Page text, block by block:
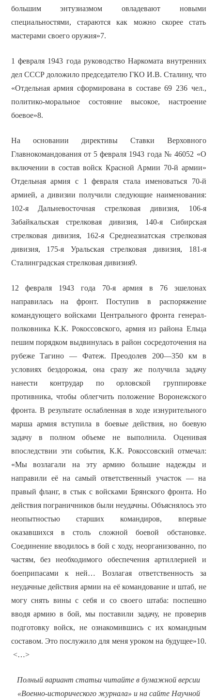
большим энтузиазмом овладевают новыми
специальностями, стараются как можно скорее стать
мастерами своего оружия»7.
1 февраля 1943 года руководство Наркомата внутренних
дел СССР доложило председателю ГКО И.В. Сталину, что
«Отдельная армия сформирована в составе 69 236 чел.,
политико-моральное состояние высокое, настроение
боевое»8.
На основании директивы Ставки Верховного
Главнокомандования от 5 февраля 1943 года № 46052 «О
включении в состав войск Красной Армии 70-й армии»
Отдельная армия с 1 февраля стала именоваться 70-й
армией, а дивизии получили следующие наименования:
102-я Дальневосточная стрелковая дивизия, 106-я
Забайкальская стрелковая дивизия, 140-я Сибирская
стрелковая дивизия, 162-я Среднеазиатская стрелковая
дивизия, 175-я Уральская стрелковая дивизия, 181-я
Сталинградская стрелковая дивизия9.
12 февраля 1943 года 70-я армия в 76 эшелонах
направилась на фронт. Поступив в распоряжение
командующего войсками Центрального фронта генерал-
полковника К.К. Рокоссовского, армия из района Ельца
пешим порядком выдвинулась в район сосредоточения на
рубеже Тагино — Фатеж. Преодолев 200—350 км в
условиях бездорожья, она сразу же получила задачу
нанести контрудар по орловской группировке
противника, чтобы облегчить положение Воронежского
фронта. В результате ослабленная в ходе изнурительного
марша армия вступила в боевые действия, но боевую
задачу в полном объеме не выполнила. Оценивая
впоследствии эти события, К.К. Рокоссовский отмечал:
«Мы возлагали на эту армию большие надежды и
направили её на самый ответственный участок — на
правый фланг, в стык с войсками Брянского фронта. Но
действия пограничников были неудачны. Объяснялось это
неопытностью старших командиров, впервые
оказавшихся в столь сложной боевой обстановке.
Соединение вводилось в бой с ходу, неорганизованно, по
частям, без необходимого обеспечения артиллерией и
боеприпасами к ней… Возлагая ответственность за
неудачные действия армии на её командование и штаб, не
могу снять вины с себя и со своего штаба: поспешно
вводя армию в бой, мы поставили задачу, не проверив
подготовку войск, не ознакомившись с их командным
составом. Это послужило для меня уроком на будущее»10.
<…>
Полный вариант статьи читайте в бумажной версии
«Военно-исторического журнала» и на сайте Научной